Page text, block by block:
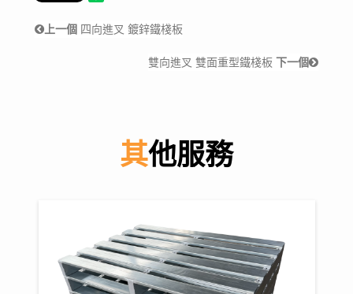
上一個 四向進叉 鍍鋅鐵棧板
雙向進叉 雙面重型鐵棧板下一個
其他服務